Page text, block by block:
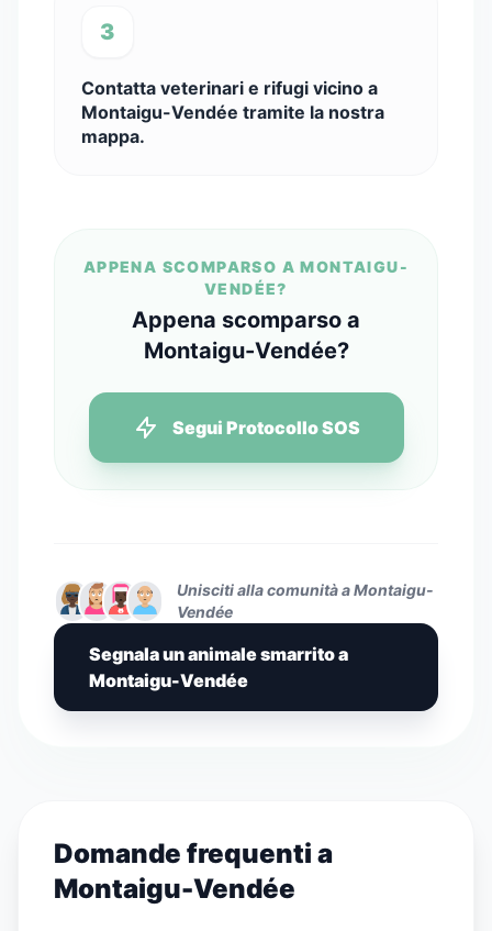
3
Contatta veterinari e rifugi vicino a
Montaigu-Vendée tramite la nostra
mappa.
APPENA SCOMPARSO A MONTAIGU-
VENDÉE?
Appena scomparso a
Montaigu-Vendée?
Segui Protocollo SOS
Unisciti alla comunità a Montaigu-
Vendée
Segnala un animale smarrito a
Montaigu-Vendée
Domande frequenti a
Montaigu-Vendée